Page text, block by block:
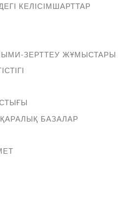
КЕЛІСІМШАРТТАР
ЗЕРТТЕУ ЖҰМЫСТАРЫ
БАЗАЛАР